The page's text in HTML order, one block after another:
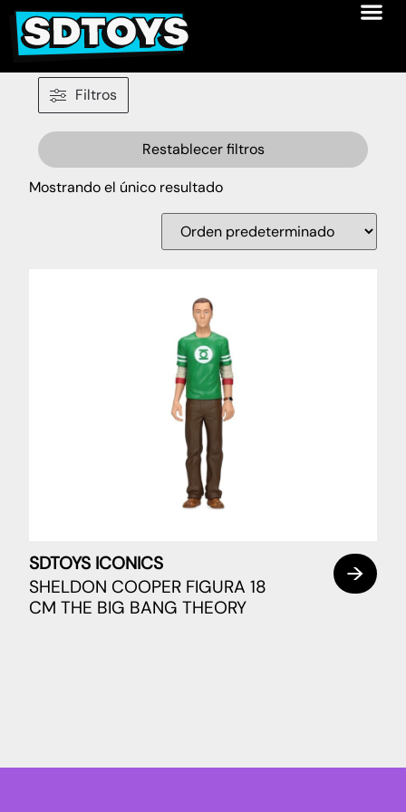
Filtros
Restablecer filtros
Mostrando el único resultado
SDTOYS ICONICS
SHELDON COOPER FIGURA 18
CM THE BIG BANG THEORY